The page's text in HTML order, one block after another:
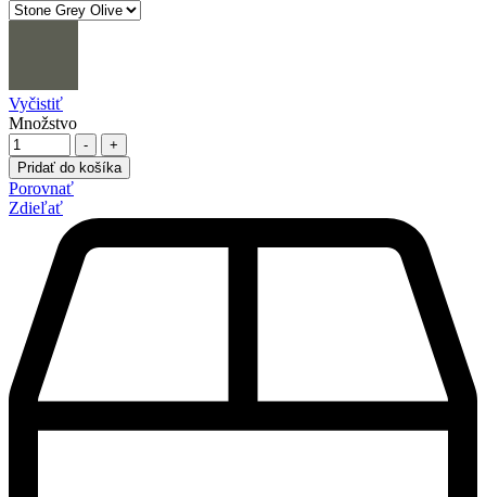
Vyčistiť
Množstvo
-
+
Pridať do košíka
Porovnať
Zdieľať